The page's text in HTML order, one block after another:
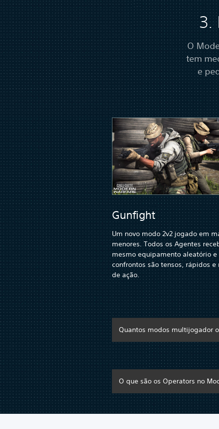
3.
O
tem
e
Gunfight
Um novo modo 2v2 jogado em
menores. Todos os Agentes
mesmo equipamento aleatório e
confrontos são tensos, rápidos e
de ação.
Quantos modos multijogador
O que são os Operators no